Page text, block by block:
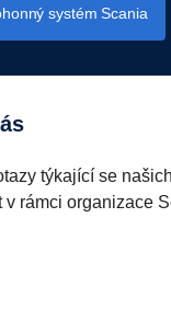
systém Scania
týkající se
v rámci organizace